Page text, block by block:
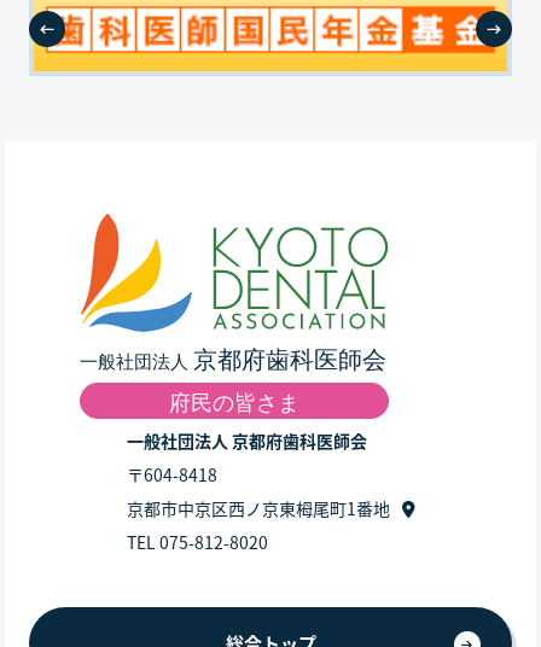
一般社団法人 京都府歯科医師会
〒604-8418
京都市中京区西ノ京東栂尾町1番地
TEL 075-812-8020